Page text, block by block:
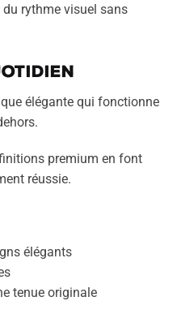
rythme visuel sans
élégante qui fonctionne
premium en font
réussie.
élégants
tenue originale